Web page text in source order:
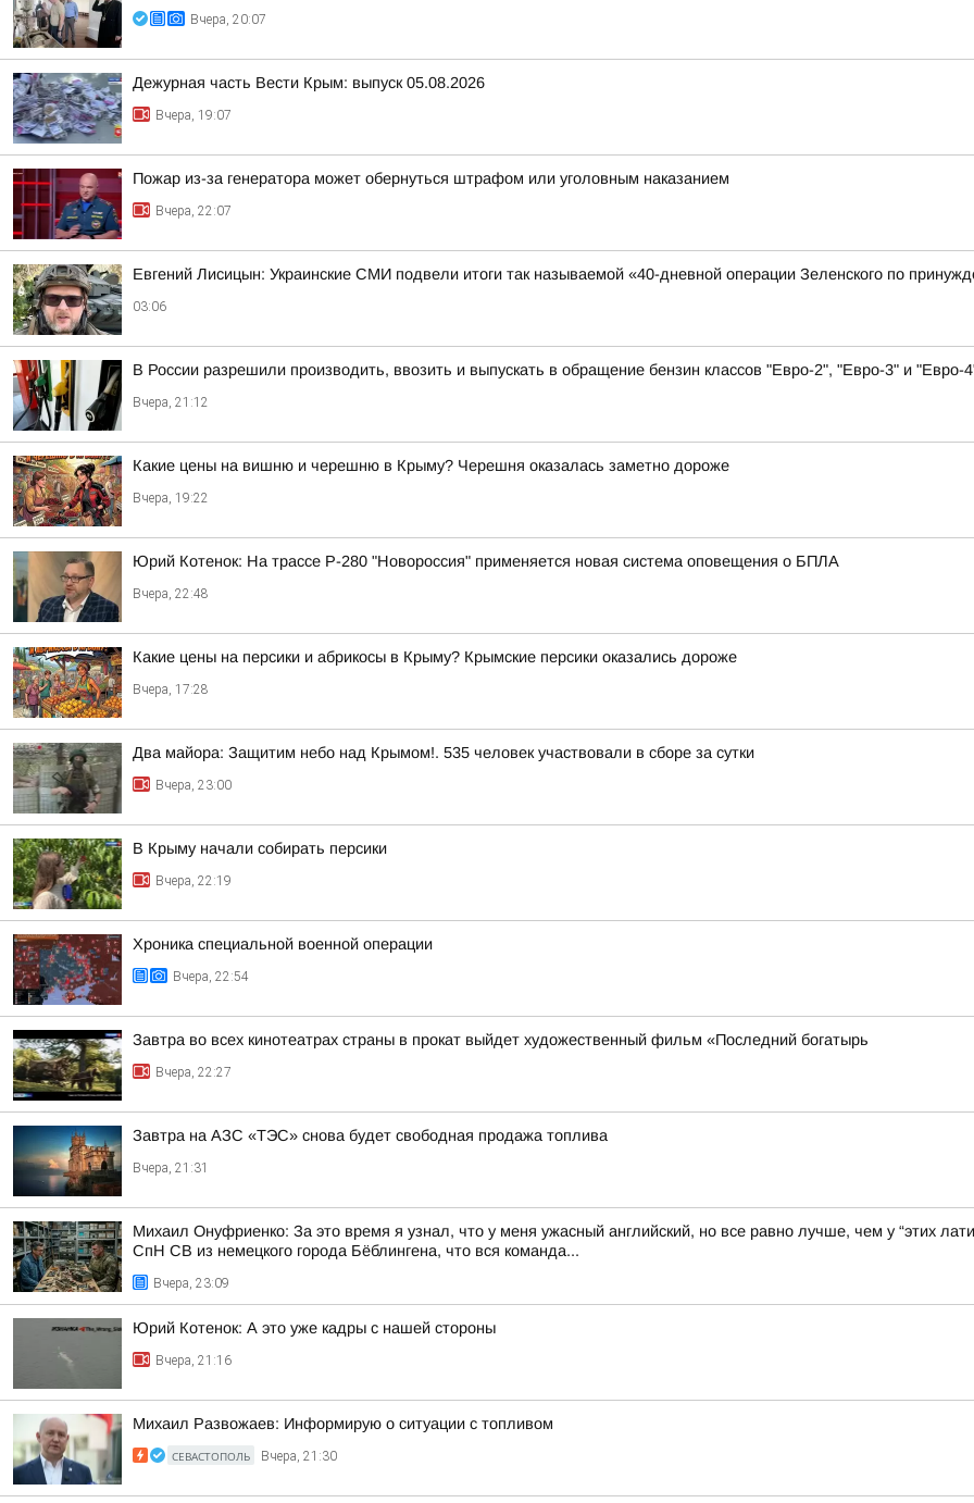
Вчера, 20:07
Дежурная часть Вести Крым: выпуск 05.08.2026
Вчера, 19:07
Пожар из-за генератора может обернуться штрафом или уголовным наказанием
Вчера, 22:07
Евгений Лисицын: Украинские СМИ подвели итоги так называемой «40-дневной операции Зеленского по
03:06
В России разрешили производить, ввозить и выпускать в обращение бензин классов "Евро-2", "Евро-3" и "Евро-
Вчера, 21:12
Какие цены на вишню и черешню в Крыму? Черешня оказалась заметно дороже
Вчера, 19:22
Юрий Котенок: На трассе Р-280 "Новороссия" применяется новая система оповещения о БПЛА
Вчера, 22:48
Какие цены на персики и абрикосы в Крыму? Крымские персики оказались дороже
Вчера, 17:28
Два майора: Защитим небо над Крымом!. 535 человек участвовали в сборе за сутки
Вчера, 23:00
В Крыму начали собирать персики
Вчера, 22:19
Хроника специальной военной операции
Вчера, 22:54
Завтра во всех кинотеатрах страны в прокат выйдет художественный фильм «Последний богатырь
Вчера, 22:27
Завтра на АЗС «ТЭС» снова будет свободная продажа топлива
Вчера, 21:31
Михаил Онуфриенко: За это время я узнал, что у меня ужасный английский, но все равно лучше, чем у “этих
СпН СВ из немецкого города Бёблингена, что вся команда...
Вчера, 23:09
Юрий Котенок: А это уже кадры с нашей стороны
Вчера, 21:16
Михаил Развожаев: Информирую о ситуации с топливом
СЕВАСТОПОЛЬ Вчера, 21:30